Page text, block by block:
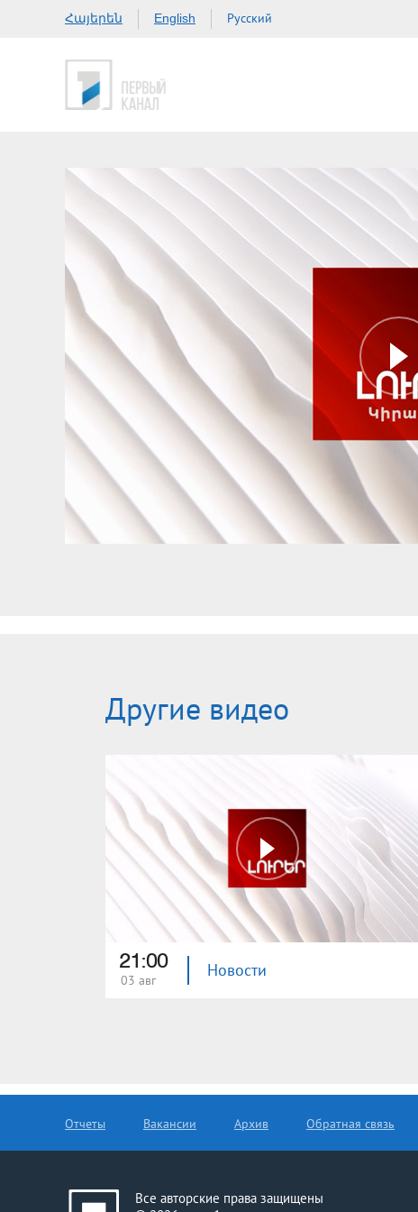
Հայերեն English Русский
Другие видео
21:00
03 авг Новости
Отчеты Вакансии Архив Обратная связь
Все авторские права защищены